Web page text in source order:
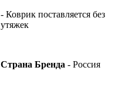
- Коврик поставляется без
утяжек
Страна Бренда - Россия